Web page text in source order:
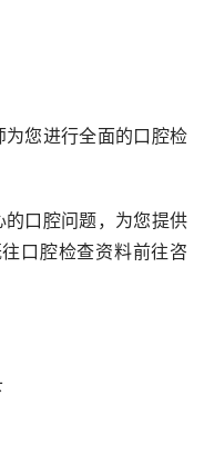
为您进行全面的口腔检
的口腔问题，为您提供
口腔检查资料前往咨